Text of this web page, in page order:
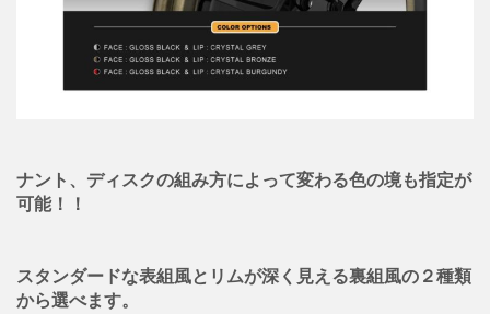
ナント、ディスクの組み方によって変わる色の境も指定が
可能！！
スタンダードな表組風とリムが深く見える裏組風の２種類
から選べます。